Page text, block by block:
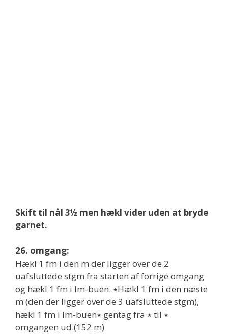
Skift til nål 3½ men hækl vider uden at bryde
garnet.
26. omgang:
Hækl 1 fm i den m der ligger over de 2
uafsluttede stgm fra starten af forrige omgang
og hækl 1 fm i lm-buen. ٭Hækl 1 fm i den næste
m (den der ligger over de 3 uafsluttede stgm),
hækl 1 fm i lm-buen٭ gentag fra ٭ til ٭
omgangen ud.(152 m)